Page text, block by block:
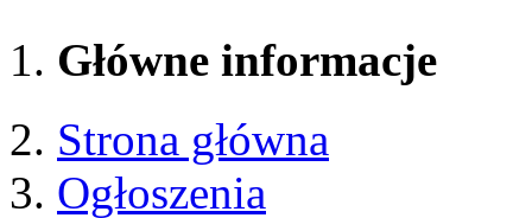
Główne informacje
Strona główna
Ogłoszenia